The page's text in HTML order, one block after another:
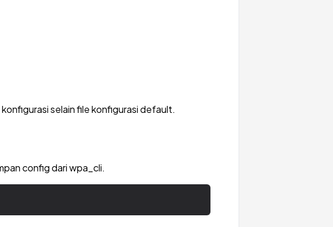
selain file konfigurasi default.
config dari wpa_cli.